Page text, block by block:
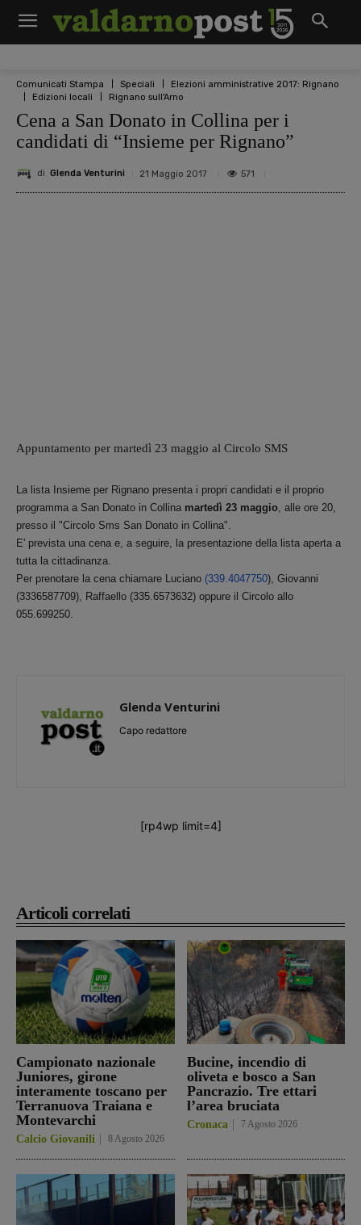
Comunicati Stampa Speciali
Elezioni amministrative 2017: Rignano
Edizioni locali
Rignano sull'Arno
Cena a San Donato in Collina per i
candidati di “Insieme per Rignano”
di Glenda Venturini 21 Maggio 2017 571
Articoli correlati
Campionato nazionale
Juniores, girone
interamente toscano per
Terranuova Traiana e
Montevarchi
Calcio Giovanili 8 Agosto 2026
Bucine, incendio di
oliveta e bosco a San
Pancrazio. Tre ettari
l’area bruciata
Cronaca 7 Agosto 2026
Appuntamento per martedì 23 maggio al Circolo SMS
La lista Insieme per Rignano presenta i propri candidati e il proprio
programma a San Donato in Collina martedì 23 maggio , alle ore 20,
presso il "Circolo Sms San Donato in Collina".
E' prevista una cena e, a seguire, la presentazione della lista aperta a
tutta la cittadinanza.
Per prenotare la cena chiamare Luciano (339.4047750), Giovanni
(3336587709), Raffaello (335.6573632) oppure il Circolo allo
055.699250.
Glenda Venturini
Capo redattore
[rp4wp limit=4]